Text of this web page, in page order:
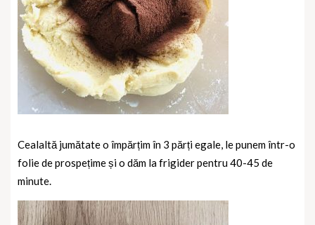
Cealaltă jumătate o împărțim în 3 părți egale, le punem într-o
folie de prospețime și o dăm la frigider pentru 40-45 de
minute.